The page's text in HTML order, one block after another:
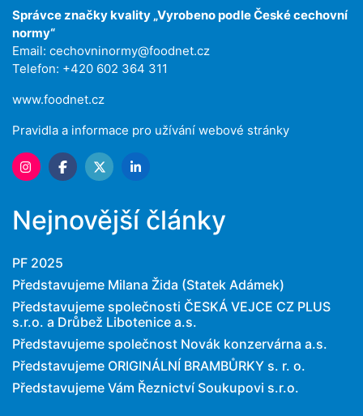
Správce značky kvality „Vyrobeno podle České cechovní
normy“
Email: cechovninormy@foodnet.cz
Telefon: +420 602 364 311
www.foodnet.cz
Pravidla a informace pro užívání webové stránky
Nejnovější články
PF 2025
Představujeme Milana Žida (Statek Adámek)
Představujeme společnosti ČESKÁ VEJCE CZ PLUS
s.r.o. a Drůbež Libotenice a.s.
Představujeme společnost Novák konzervárna a.s.
Představujeme ORIGINÁLNÍ BRAMBŮRKY s. r. o.
Představujeme Vám Řeznictví Soukupovi s.r.o.